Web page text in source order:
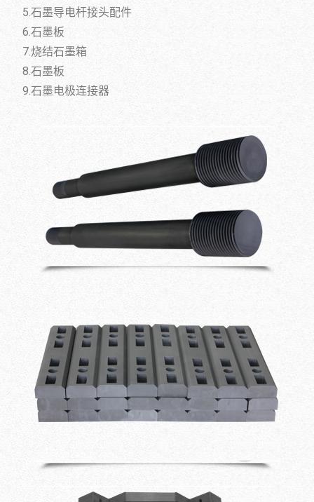
5.石墨导电杆接头配件
6.石墨板
7.烧结石墨箱
8.石墨板
9.石墨电极连接器